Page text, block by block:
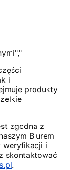
i
produkty
zgodna z
Biurem
weryfikacji i
skontaktować
.